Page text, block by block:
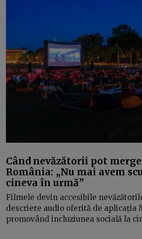
Când nevăzătorii pot
România: „Nu mai avem
cineva în urmă”
Filmele devin accesibile
descriere audio oferită de aplicația
promovând incluziunea socială la